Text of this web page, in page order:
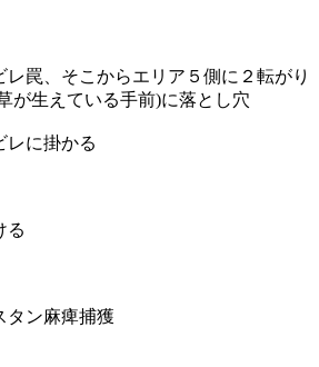
罠、そこからエリア５側に２転がり
が生えている手前)に落とし穴
レに掛かる
る
タン麻痺捕獲